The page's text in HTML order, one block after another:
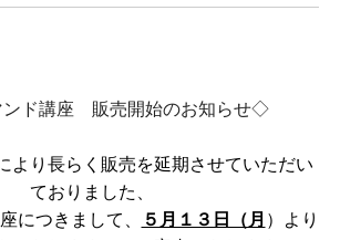
ド講座 販売開始のお知らせ◇
より長らく販売を延期させていただい
ておりました、
につきまして、
５月１３日（月 ）より